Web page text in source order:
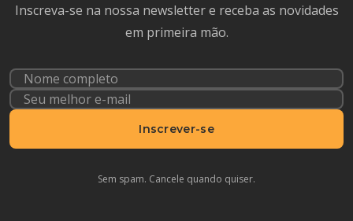
Inscreva-se na nossa newsletter e receba as novidades
em primeira mão.
Inscrever-se
Sem spam. Cancele quando quiser.